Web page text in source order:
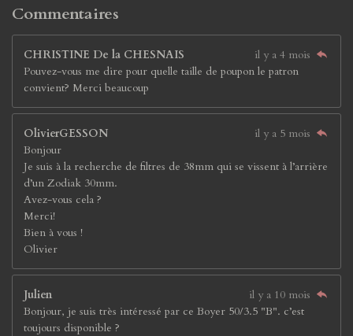
Commentaires
CHRISTINE De la CHESNAIS
il y a 4 mois
Pouvez-vous me dire pour quelle taille de poupon le patron
convient? Merci beaucoup
OlivierGESSON
il y a 5 mois
Bonjour
Je suis à la recherche de filtres de 38mm qui se vissent à l’arrière
d’un Zodiak 30mm.
Avez-vous cela ?
Merci!
Bien à vous !
Olivier
Julien
il y a 10 mois
Bonjour, je suis très intéressé par ce Boyer 50/3.5 "B". c’est
toujours disponible ?